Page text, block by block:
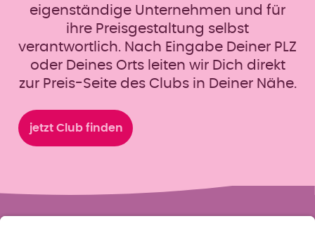
eigenständige Unternehmen und für
ihre Preisgestaltung selbst
verantwortlich. Nach Eingabe Deiner PLZ
oder Deines Orts leiten wir Dich direkt
zur Preis-Seite des Clubs in Deiner Nähe.
jetzt Club finden